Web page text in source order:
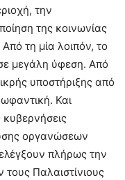
την
της κοινωνίας
τη μία λοιπόν, το
μεγάλη ύφεση. Από
υποστήριξης από
Και
οργανώσεων
πλήρως την
Παλαιστίνιους